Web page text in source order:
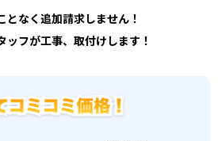
となく追加請求しません！
ッフが工事、取付けします！